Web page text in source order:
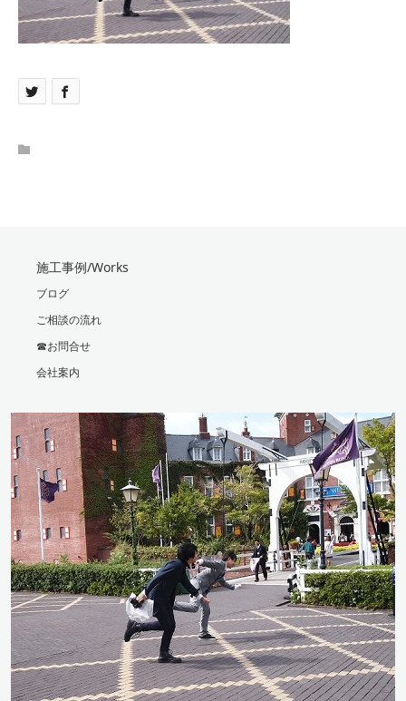
施工事例/Works
ブログ
ご相談の流れ
☎お問合せ
会社案内